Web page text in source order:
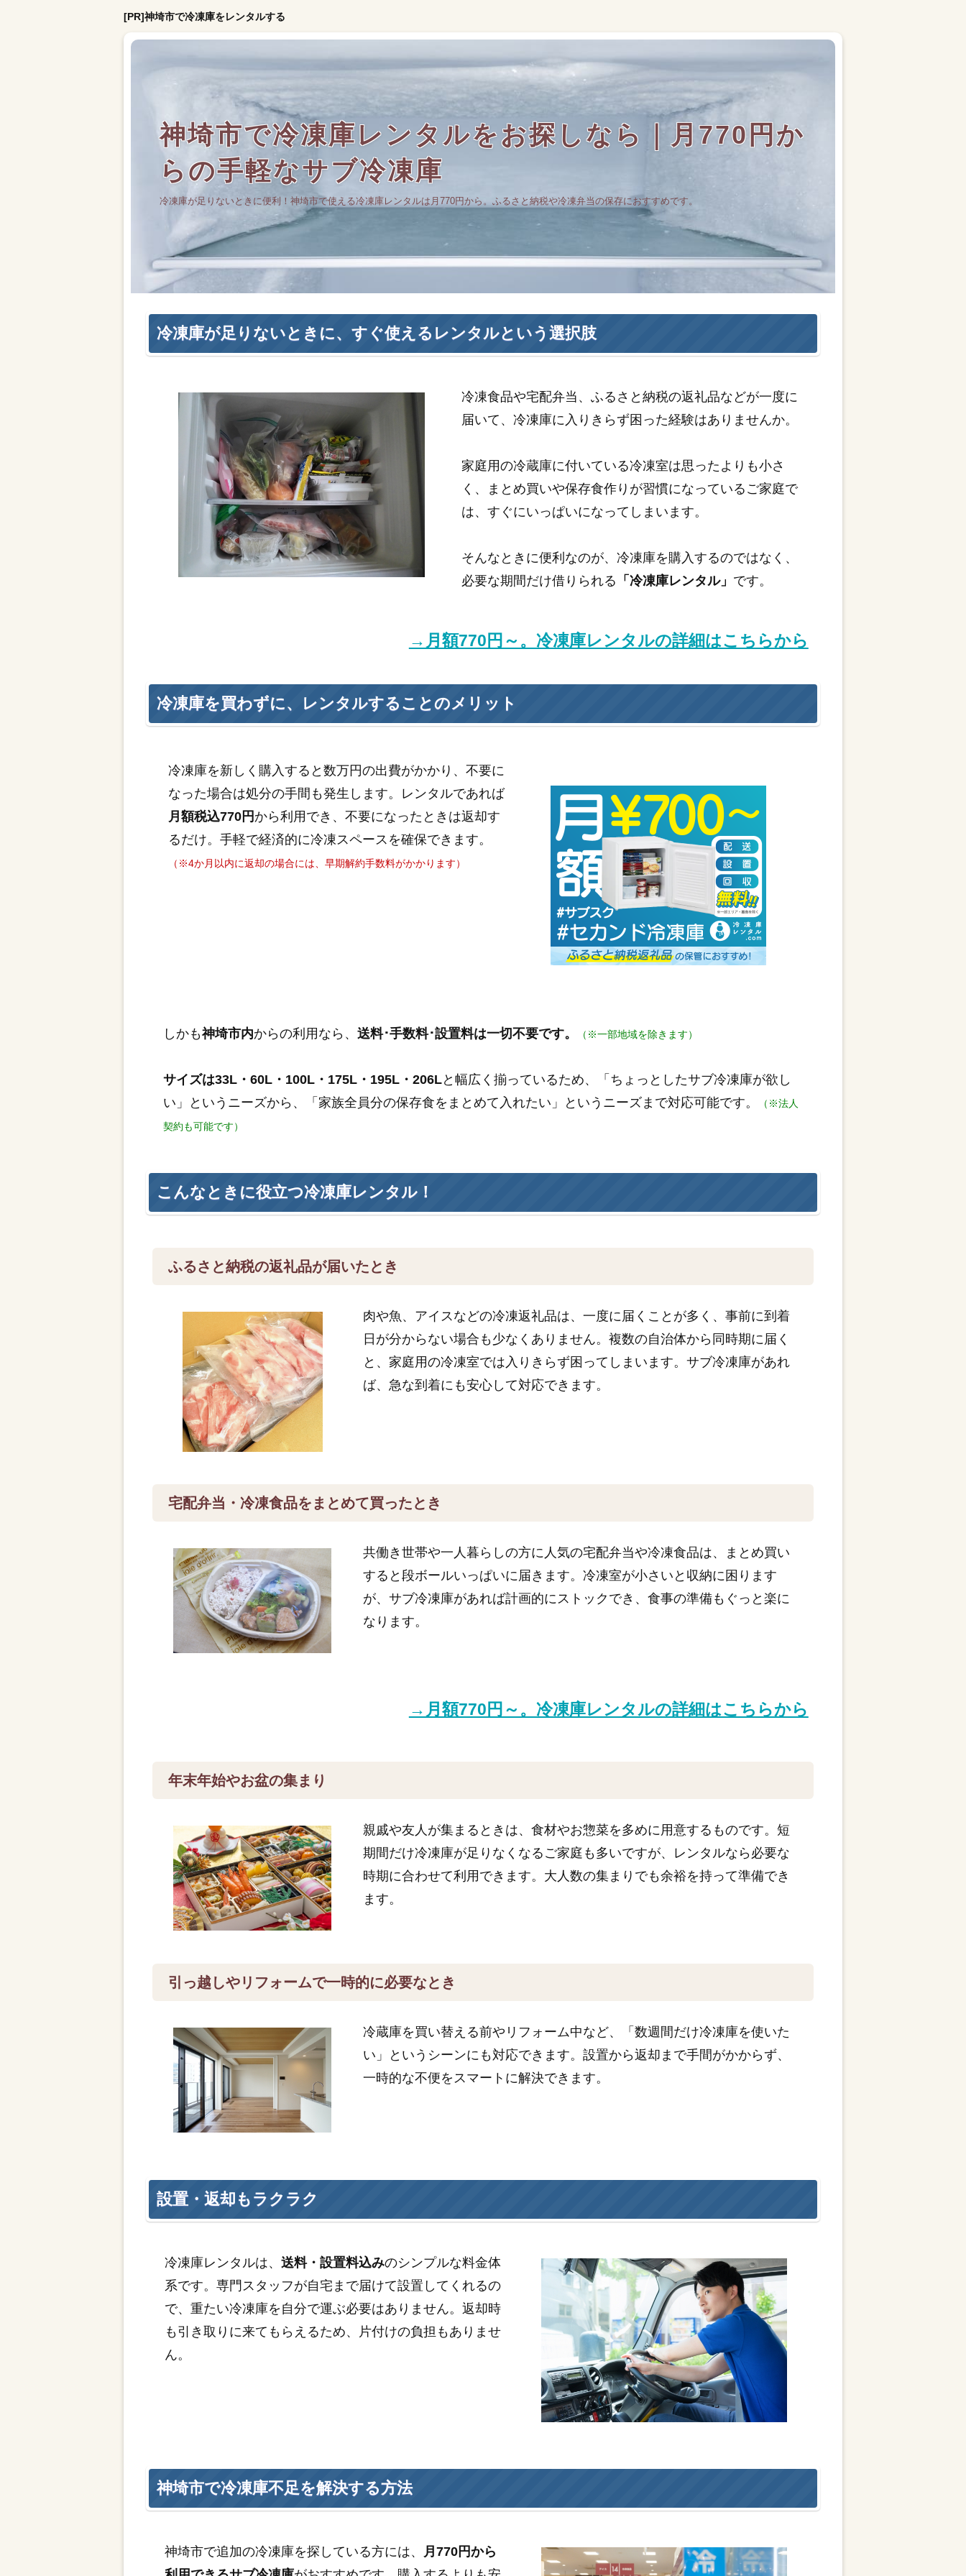
[PR]神埼市で冷凍庫をレンタルする
神埼市で冷凍庫レンタルをお探しなら｜月770円か
らの手軽なサブ冷凍庫
冷凍庫が足りないときに便利！神埼市で使える冷凍庫レンタルは月770円から。ふるさと納税や冷凍弁当の保存におすすめです。
冷凍庫が足りないときに、すぐ使えるレンタルという選択肢
冷凍食品や宅配弁当、ふるさと納税の返礼品などが一度に
届いて、冷凍庫に入りきらず困った経験はありませんか。
家庭用の冷蔵庫に付いている冷凍室は思ったよりも小さ
く、まとめ買いや保存食作りが習慣になっているご家庭で
は、すぐにいっぱいになってしまいます。
そんなときに便利なのが、冷凍庫を購入するのではなく、
必要な期間だけ借りられる 「冷凍庫レンタル」 です。
→月額770円～。冷凍庫レンタルの詳細はこちらから
冷凍庫を買わずに、レンタルすることのメリット
冷凍庫を新しく購入すると数万円の出費がかかり、不要に
なった場合は処分の手間も発生します。レンタルであれば
月額税込770円から利用でき、不要になったときは返却す
るだけ。手軽で経済的に冷凍スペースを確保できます。
（※4か月以内に返却の場合には、早期解約手数料がかかります）
しかも神埼市内からの利用なら、送料･手数料･設置料は一切不要です。 （※一部地域を除きます）
サイズは33L・60L・100L・175L・195L・206Lと幅広く揃っているため、「ちょっとしたサブ冷凍庫が欲し
い」というニーズから、「家族全員分の保存食をまとめて入れたい」というニーズまで対応可能です。
（※法人
契約も可能です）
こんなときに役立つ冷凍庫レンタル！
ふるさと納税の返礼品が届いたとき
肉や魚、アイスなどの冷凍返礼品は、一度に届くことが多く、事前に到着
日が分からない場合も少なくありません。複数の自治体から同時期に届く
と、家庭用の冷凍室では入りきらず困ってしまいます。サブ冷凍庫があれ
ば、急な到着にも安心して対応できます。
宅配弁当・冷凍食品をまとめて買ったとき
共働き世帯や一人暮らしの方に人気の宅配弁当や冷凍食品は、まとめ買い
すると段ボールいっぱいに届きます。冷凍室が小さいと収納に困ります
が、サブ冷凍庫があれば計画的にストックでき、食事の準備もぐっと楽に
なります。
→月額770円～。冷凍庫レンタルの詳細はこちらから
年末年始やお盆の集まり
親戚や友人が集まるときは、食材やお惣菜を多めに用意するものです。短
期間だけ冷凍庫が足りなくなるご家庭も多いですが、レンタルなら必要な
時期に合わせて利用できます。大人数の集まりでも余裕を持って準備でき
ます。
引っ越しやリフォームで一時的に必要なとき
冷蔵庫を買い替える前やリフォーム中など、「数週間だけ冷凍庫を使いた
い」というシーンにも対応できます。設置から返却まで手間がかからず、
一時的な不便をスマートに解決できます。
設置・返却もラクラク
冷凍庫レンタルは、送料・設置料込みのシンプルな料金体
系です。専門スタッフが自宅まで届けて設置してくれるの
で、重たい冷凍庫を自分で運ぶ必要はありません。返却時
も引き取りに来てもらえるため、片付けの負担もありませ
ん。
神埼市で冷凍庫不足を解決する方法
神埼市で追加の冷凍庫を探している方には、
月770円から